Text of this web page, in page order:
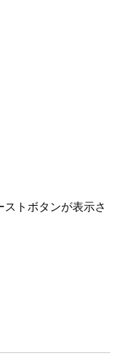
トボタンが表示さ